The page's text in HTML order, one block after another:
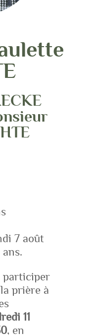
7 août
ans.
participer
prière à
11
, en